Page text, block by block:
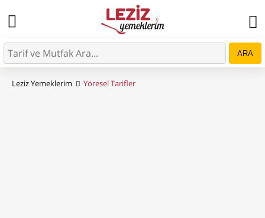
ARA
Leziz Yemeklerim Yöresel Tarifler